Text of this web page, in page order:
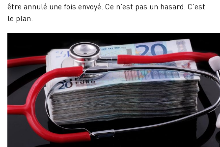
être annulé une fois envoyé. Ce n’est pas un hasard. C’est
le plan.